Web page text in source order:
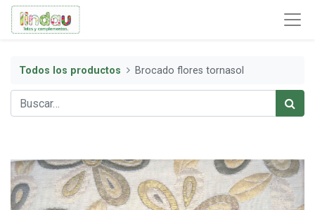
Todos los productos Brocado flores tornasol